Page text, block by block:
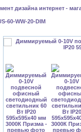
60-WW-20-DIM